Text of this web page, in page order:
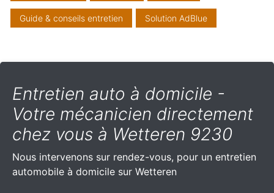
Guide & conseils entretien Solution AdBlue
Entretien auto à domicile -
Votre mécanicien directement
chez vous à Wetteren 9230
Nous intervenons sur rendez-vous, pour un entretien
automobile à domicile sur Wetteren